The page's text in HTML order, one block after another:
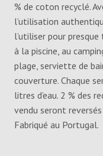
% de coton recyclé.
l’utilisation
l’utiliser pour
à la piscine, au
plage, serviette de
couverture. Chaque
litres d’eau. 2 % des
vendu seront
Fabriqué au Portugal.